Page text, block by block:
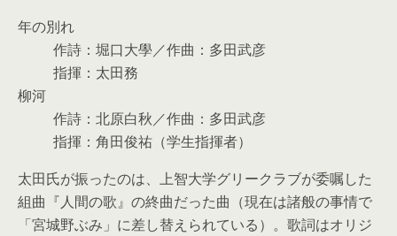
年の別れ
作詩：堀口大學／作曲：多田武彦
指揮：太田務
柳河
作詩：北原白秋／作曲：多田武彦
指揮：角田俊祐（学生指揮者）
太田氏が振ったのは、上智大学グリークラブが委嘱した
組曲『人間の歌』の終曲だった曲（現在は諸般の事情で
「宮城野ぶみ」に差し替えられている）。歌詞はオリジ